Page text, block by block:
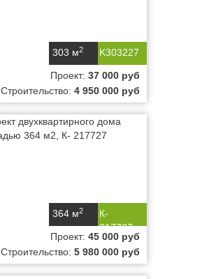
K303227
303 м2
Проект: 37 000 руб
Строительство: 4 950 000 руб
К-
217727
364 м2
Проект: 45 000 руб
Строительство: 5 980 000 руб